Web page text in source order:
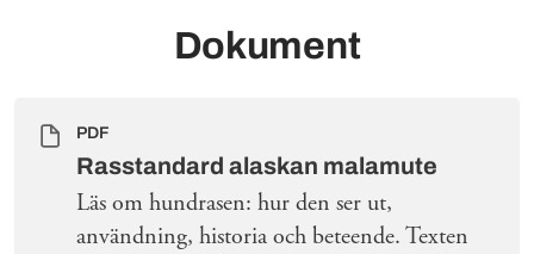
Dokument
PDF
Rasstandard alaskan malamute
Läs om hundrasen: hur den ser ut,
användning, historia och beteende. Texten